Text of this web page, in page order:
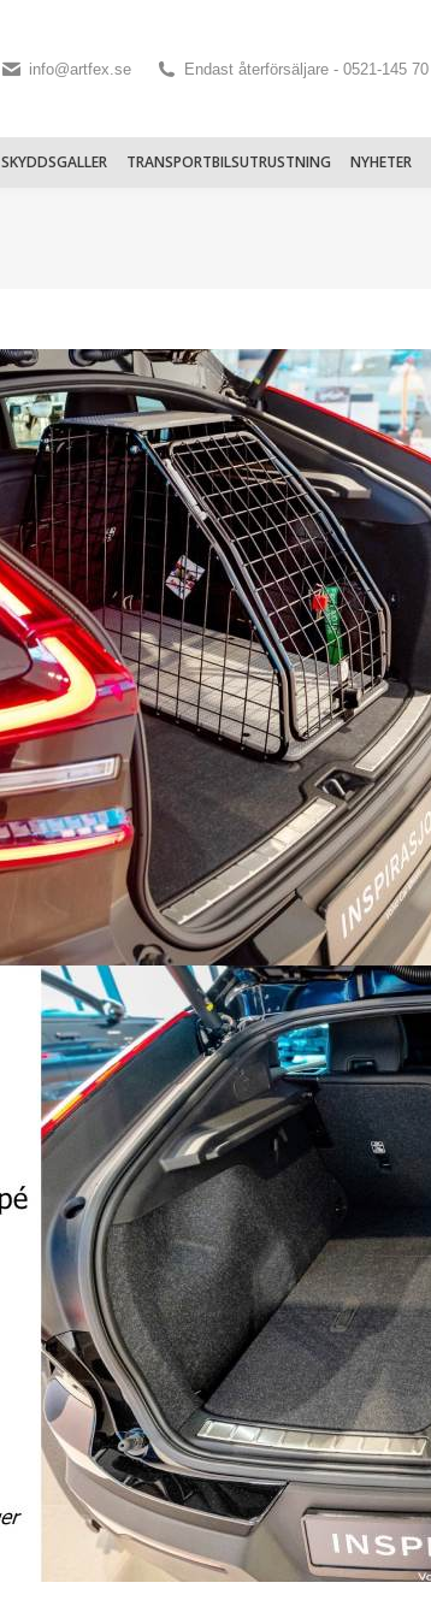
info@artfex.se Endast återförsäljare - 0521-145 70
SKYDDSGALLER TRANSPORTBILSUTRUSTNING NYHETER